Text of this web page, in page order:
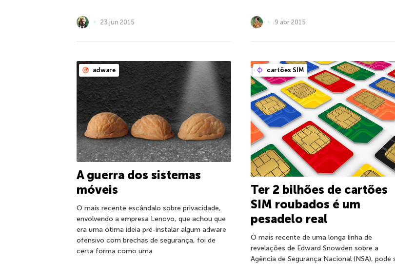
23 jun 2015 9 abr 2015
adware
A guerra dos sistemas
móveis
O mais recente escândalo sobre privacidade,
envolvendo a empresa Lenovo, que achou que
era uma ótima ideia pré-instalar algum adware
ofensivo com brechas de segurança, foi de
certa forma como uma
cartões SIM
Ter 2 bilhões de cartões
SIM roubados é um
pesadelo real
O mais recente de uma longa linha de
revelações de Edward Snowden sobre a
Agência de Segurança Nacional (NSA), pode